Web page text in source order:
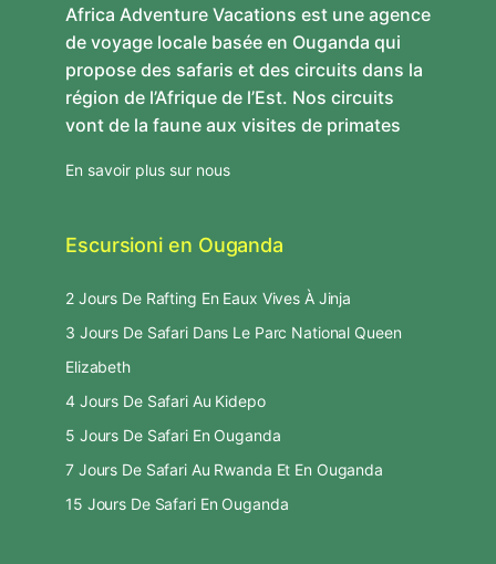
Africa Adventure Vacations est une agence
de voyage locale basée en Ouganda qui
propose des safaris et des circuits dans la
région de l’Afrique de l’Est. Nos circuits
vont de la faune aux visites de primates
En savoir plus sur nous
Escursioni en Ouganda
2 Jours De Rafting En Eaux Vives À Jinja
3 Jours De Safari Dans Le Parc National Queen
Elizabeth
4 Jours De Safari Au Kidepo
5 Jours De Safari En Ouganda
7 Jours De Safari Au Rwanda Et En Ouganda
15 Jours De Safari En Ouganda